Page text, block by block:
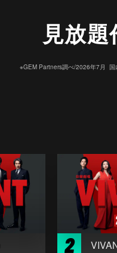
見放
※GEM Partners調べ/2026年7⽉ 国
2